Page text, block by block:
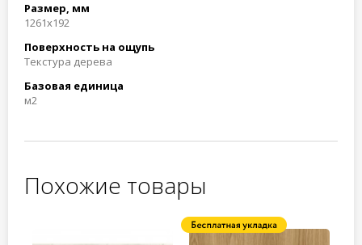
Размер, мм
1261х192
Поверхность на ощупь
Текстура дерева
Базовая единица
м2
Похожие товары